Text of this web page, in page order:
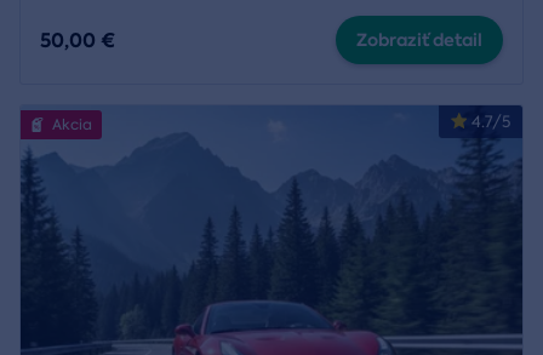
50,00 € Zobraziť detail
4.7/5
Akcia